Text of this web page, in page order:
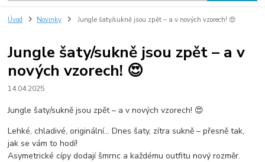
Úvod Novinky Jungle šaty/sukně jsou zpět – a v nových vzorech! 😍
Jungle šaty/sukně jsou zpět – a v
nových vzorech! 😍
14.04.2025
Jungle šaty/sukně jsou zpět – a v nových vzorech! 😍
Lehké, chladivé, originální… Dnes šaty, zítra sukně – přesně tak,
jak se vám to hodí!
Asymetrické cípy dodají šmrnc a každému outfitu nový rozměr.